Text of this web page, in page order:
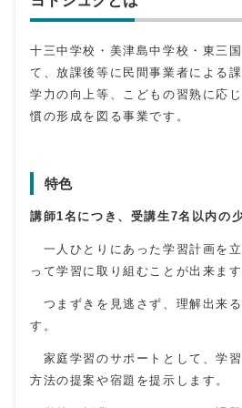
十三中学校・美津島中学校・東三
て、放課後等に民間事業者による
学力の向上等、こどもの習熟に応
慣の形成を図る事業です。
特色
講師1名につき、受講生7名以内の
一人ひとりにあった学習計画を
って学習に取り組むことが出来ます
つまずきを見逃さず、理解出来
す。
家庭学習のサポートとして、学
方法の提案や宿題を提示します。